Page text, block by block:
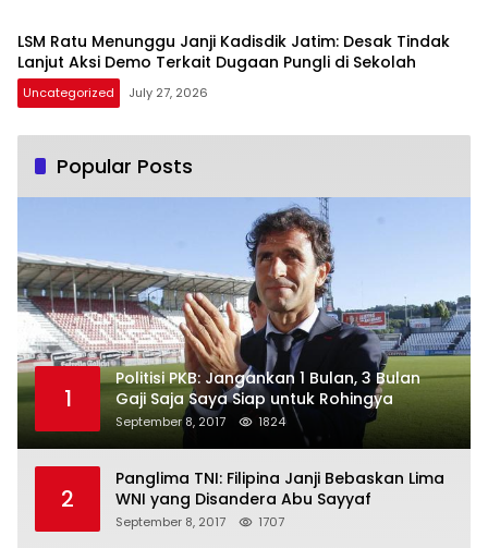
LSM Ratu Menunggu Janji Kadisdik Jatim: Desak Tindak
Lanjut Aksi Demo Terkait Dugaan Pungli di Sekolah
Uncategorized July 27, 2026
Popular Posts
1
Politisi PKB: Jangankan 1 Bulan, 3 Bulan
Gaji Saja Saya Siap untuk Rohingya
September 8, 2017 1824
2
Panglima TNI: Filipina Janji Bebaskan Lima
WNI yang Disandera Abu Sayyaf
September 8, 2017 1707